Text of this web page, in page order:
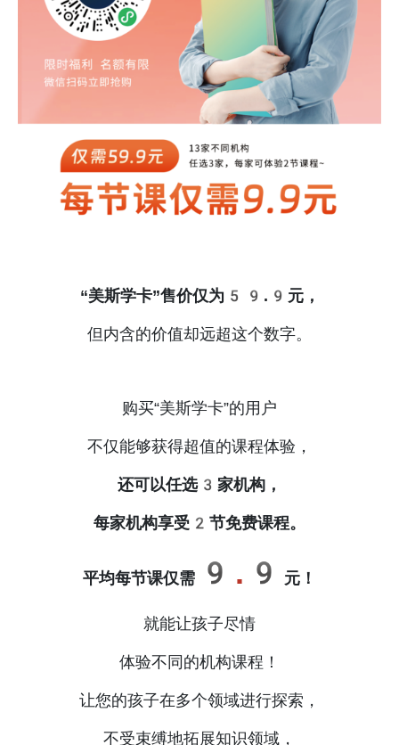
“美斯学卡”售价仅为59.9元，
但内含的价值却远超这个数字。
购买“美斯学卡”的用户
不仅能够获得超值的课程体验，
还可以任选3家机构，
每家机构享受2节免费课程。
平均每节课仅需 9.9 元！
就能让孩子尽情
体验不同的机构课程！
让您的孩子在多个领域进行探索，
不受束缚地拓展知识领域，